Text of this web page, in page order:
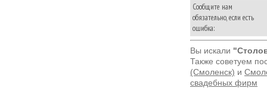
Сообщите нам
обязательно, если есть
ошибка:
Вы искали
Также советуем
(Смоленск) и
свадебных фирм